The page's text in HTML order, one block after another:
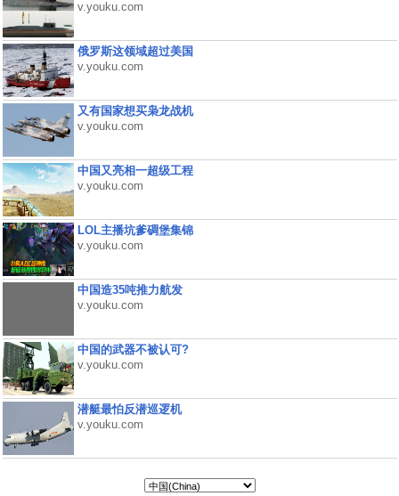
v.youku.com
俄罗斯这领域超过美国
v.youku.com
又有国家想买枭龙战机
v.youku.com
中国又亮相一超级工程
v.youku.com
LOL主播坑爹碉堡集锦
v.youku.com
中国造35吨推力航发
v.youku.com
中国的武器不被认可?
v.youku.com
潜艇最怕反潜巡逻机
v.youku.com